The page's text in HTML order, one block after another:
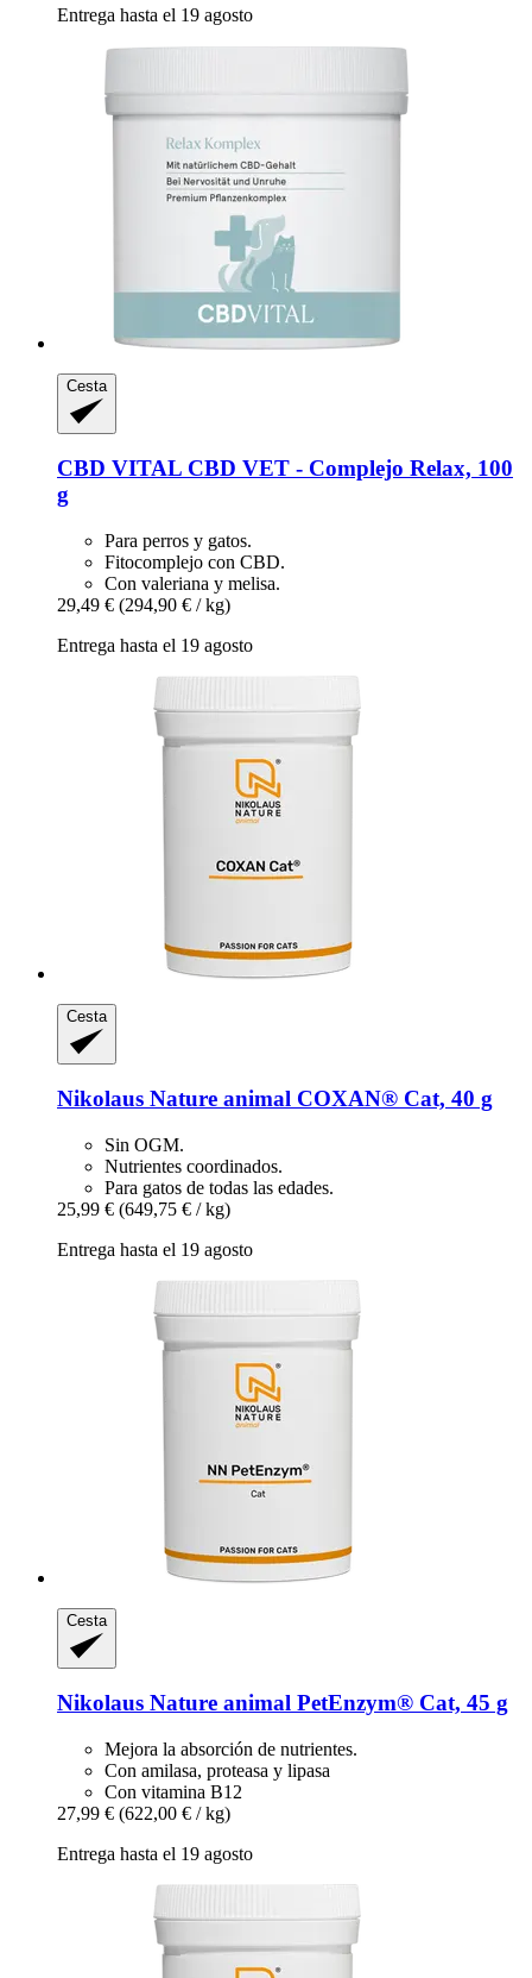
Entrega hasta el 19 agosto
Cesta
CBD VITAL CBD VET -​ Complejo Relax, 100
g
Para perros y gatos.
Fitocomplejo con CBD.
Con valeriana y melisa.
29,49 € (294,90 € / kg)
Entrega hasta el 19 agosto
Cesta
Nikolaus Nature animal COXAN® Cat, 40 g
Sin OGM.
Nutrientes coordinados.
Para gatos de todas las edades.
25,99 € (649,75 € / kg)
Entrega hasta el 19 agosto
Cesta
Nikolaus Nature animal PetEnzym® Cat, 45 g
Mejora la absorción de nutrientes.
Con amilasa, proteasa y lipasa
Con vitamina B12
27,99 € (622,00 € / kg)
Entrega hasta el 19 agosto